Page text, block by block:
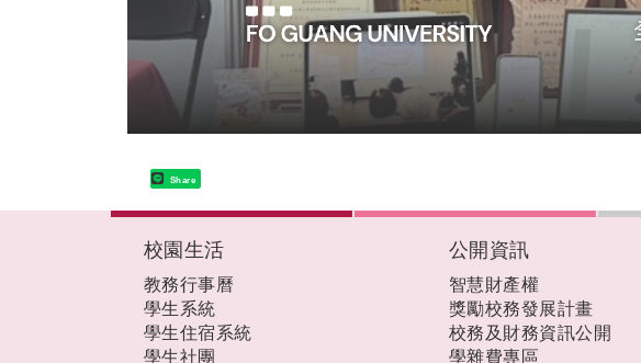
Share
校園生活
教務行事曆
學生系統
學生住宿系統
學生社團
公開資訊
智慧財產權
獎勵校務發展計畫
校務及財務資訊公開
學雜費專區